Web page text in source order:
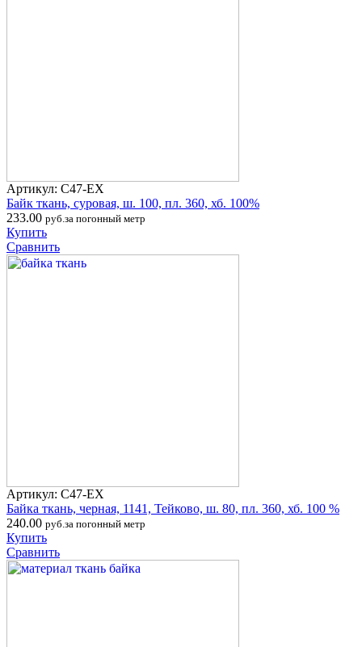
Артикул: С47-ЕХ
Байк ткань, суровая, ш. 100, пл. 360, хб. 100%
233.00 руб.за погонный метр
Купить
Сравнить
Артикул: С47-ЕХ
Байка ткань, черная, 1141, Тейково, ш. 80, пл. 360, хб. 100 %
240.00 руб.за погонный метр
Купить
Сравнить